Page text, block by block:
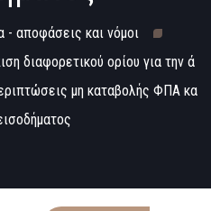
- αποφάσεις και νόμοι
διαφορετικού ορίου για την ά
μη καταβολής ΦΠΑ κα